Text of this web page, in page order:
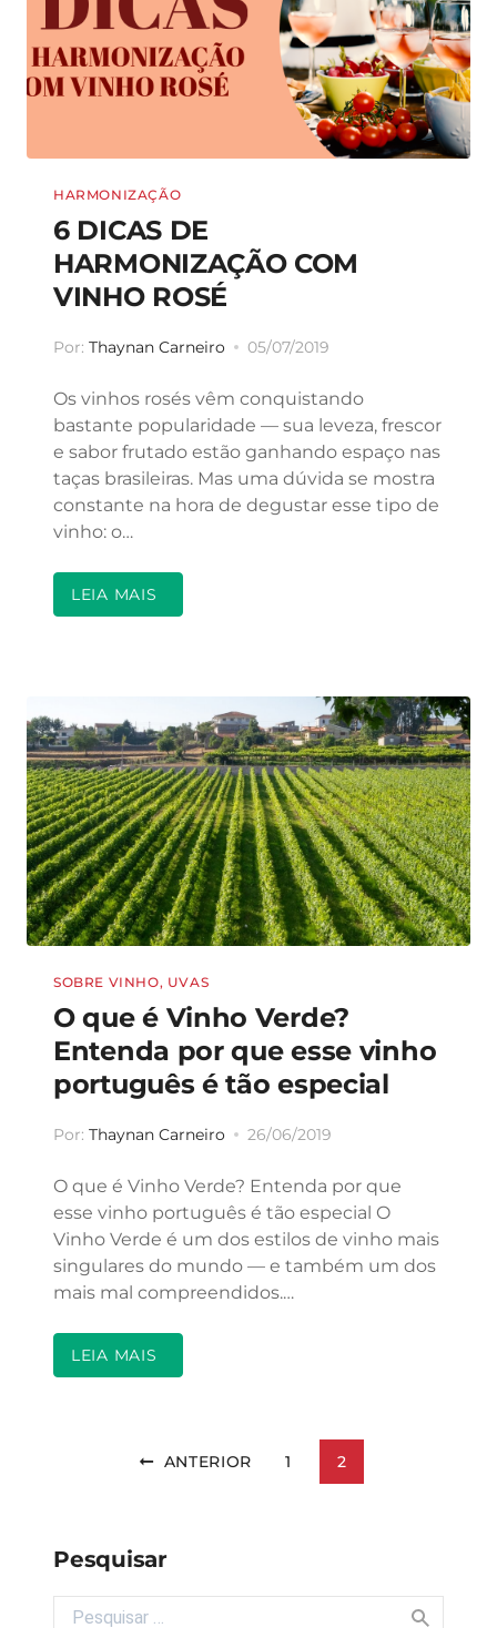
HARMONIZAÇÃO
6 DICAS DE
HARMONIZAÇÃO COM
VINHO ROSÉ
Por: Thaynan Carneiro 05/07/2019
Os vinhos rosés vêm conquistando
bastante popularidade — sua leveza, frescor
e sabor frutado estão ganhando espaço nas
taças brasileiras. Mas uma dúvida se mostra
constante na hora de degustar esse tipo de
vinho: o…
LEIA MAIS
SOBRE VINHO, UVAS
O que é Vinho Verde?
Entenda por que esse vinho
português é tão especial
Por: Thaynan Carneiro 26/06/2019
O que é Vinho Verde? Entenda por que
esse vinho português é tão especial O
Vinho Verde é um dos estilos de vinho mais
singulares do mundo — e também um dos
mais mal compreendidos.…
LEIA MAIS
ANTERIOR 1 2
Pesquisar
Buscar por: